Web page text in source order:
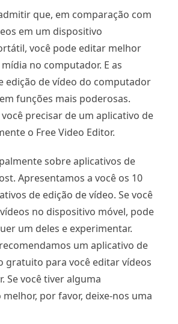
que, em comparação com
em um dispositivo
você pode editar melhor
no computador. E as
edição de vídeo do computador
funções mais poderosas.
precisar de um aplicativo de
o Free Video Editor.
sobre aplicativos de
Apresentamos a você os 10
de edição de vídeo. Se você
no dispositivo móvel, pode
um deles e experimentar.
um aplicativo de
gratuito para você editar vídeos
Se você tiver alguma
por favor, deixe-nos uma